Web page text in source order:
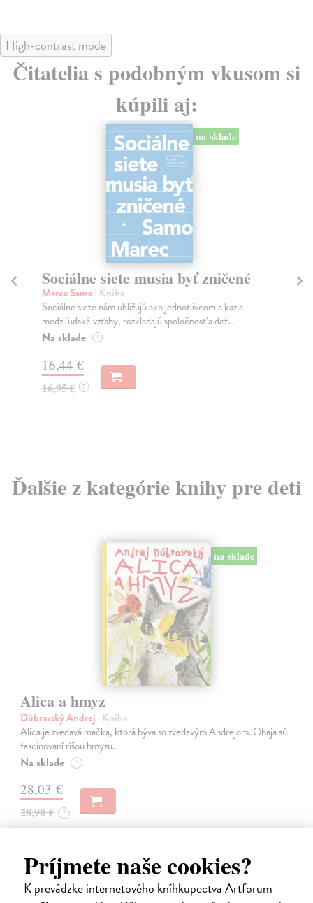
Príjmete naše cookies?
K prevádzke internetového kníhkupectva Artforum
High-contrast mode
Čitatelia s podobným vkusom si
kúpili aj:
na sklade
Sociálne siete musia byť zničené
Marec Samo| Kniha
Sociálne siete nám ubližujú ako jednotlivcom a kazia
medziľudské vzťahy, rozkladajú spoločnosť a def...
Na sklade ?
16,44 €
16,95 € ?
Ďalšie z kategórie knihy pre deti
na sklade
Alica a hmyz
Dúbravský Andrej | Kniha
Alica je zvedavá mačka, ktorá býva so zvedavým Andrejom. Obaja sú
fascinovaní ríšou hmyzu.
Na sklade ?
28,03 €
28,90 € ?
na sklade